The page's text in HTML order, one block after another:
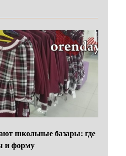
школьные базары: где
и форму